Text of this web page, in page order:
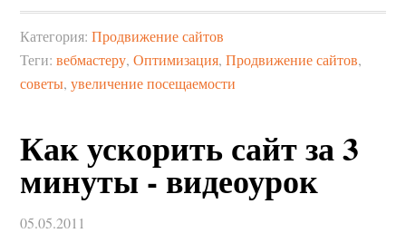
Категория:Продвижение сайтов
Теги:вебмастеру,Оптимизация,Продвижение сайтов,
советы,увеличение посещаемости
Как ускорить сайт за 3
минуты - видеоурок
05.05.2011